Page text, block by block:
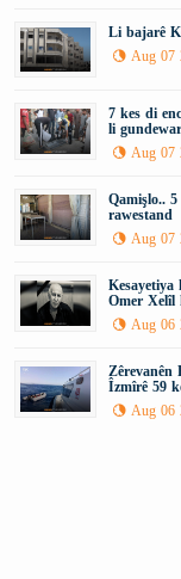
Li bajarê
Aug 07
7 kes di
li
Aug 07
Qamişlo..
rawestand
Aug 07
Omer
Aug 06
Zêrevanên
Îzmîrê 59
Aug 06